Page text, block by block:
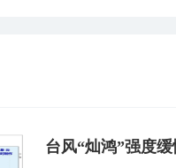
台风“灿鸿”强度